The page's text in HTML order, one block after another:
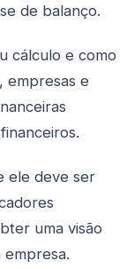
de balanço.
cálculo e como
empresas e
ele deve ser
uma visão
empresa.